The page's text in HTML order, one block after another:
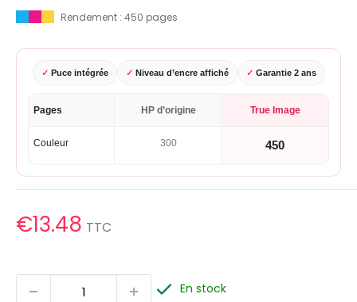
Rendement : 450 pages
✓ Puce intégrée ✓ Niveau d’encre affiché ✓ Garantie 2 ans
Pages HP d’origine True Image
Couleur 300 450
Prix
€13.48 TTC
En stock